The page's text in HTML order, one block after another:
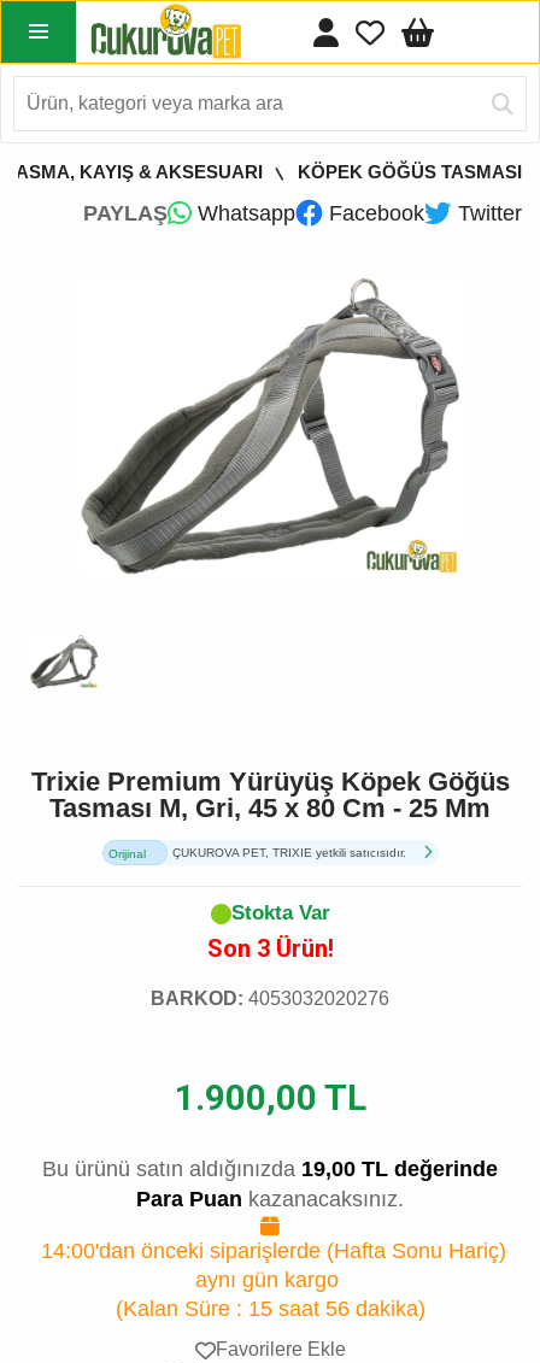
TASMA, KAYIŞ & AKSESUARI KÖPEK GÖĞÜS TASMASI
PAYLAŞ Whatsapp Facebook Twitter
Trixie Premium Yürüyüş Köpek Göğüs
Tasması M, Gri, 45 x 80 Cm - 25 Mm
Orijinal
ÇUKUROVA PET, TRIXIE yetkili satıcısıdır.
Stokta Var
Son 3 Ürün!
BARKOD: 4053032020276
1.900,00 TL
Bu ürünü satın aldığınızda 19,00 TL değerinde
Para Puan kazanacaksınız.
14:00'dan önceki siparişlerde (Hafta Sonu Hariç)
aynı gün kargo
(Kalan Süre : 15 saat 56 dakika)
Favorilere Ekle